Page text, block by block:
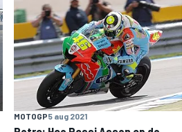
MOTOGP5 aug 2021